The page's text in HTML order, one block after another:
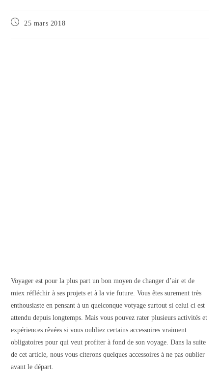
Publication
25 mars 2018
Voyager est pour la plus part un bon moyen de changer d’air et de
miex réfléchir à ses projets et à la vie future. Vous êtes surement très
enthousiaste en pensant à un quelconque votyage surtout si celui ci est
attendu depuis longtemps. Mais vous pouvez rater plusieurs activités et
expériences rêvées si vous oubliez certains accessoires vraiment
obligatoires pour qui veut profiter à fond de son voyage. Dans la suite
de cet article, nous vous citerons quelques accessoires à ne pas oublier
avant le départ.